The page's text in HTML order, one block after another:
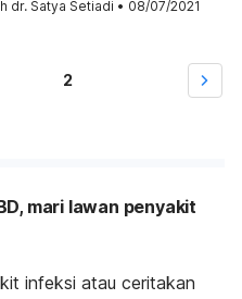
dr. Satya Setiadi • 08/07/2021
2
mari lawan penyakit
infeksi atau ceritakan